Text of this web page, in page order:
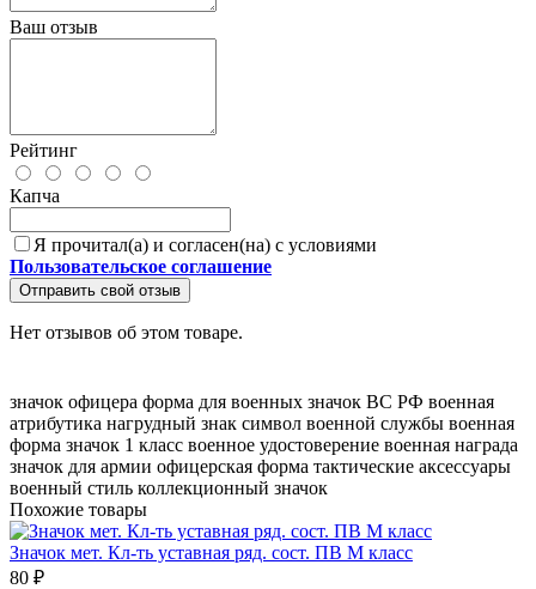
Ваш отзыв
Рейтинг
Капча
Я прочитал(а) и согласен(на) с условиями
Пользовательское соглашение
Отправить свой отзыв
Нет отзывов об этом товаре.
значок офицера форма для военных значок ВС РФ военная
атрибутика нагрудный знак символ военной службы военная
форма значок 1 класс военное удостоверение военная награда
значок для армии офицерская форма тактические аксессуары
военный стиль коллекционный значок
Похожие товары
Значок мет. Кл-ть уставная ряд. сост. ПВ М класс
80 ₽